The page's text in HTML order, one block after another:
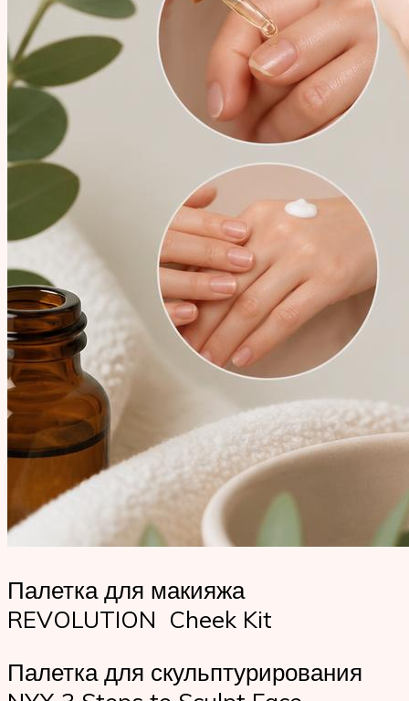
Палетка для макияжа
REVOLUTION Cheek Kit
Палетка для скульптурирования